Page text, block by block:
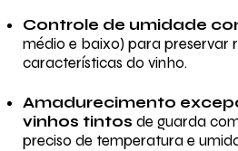
Controle de umidade
médio e baixo) para preservar
características do vinho.
Amadurecimento
vinhos tintos de guarda
preciso de temperatura e